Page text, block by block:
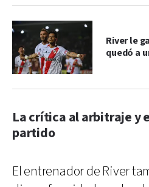
River le
quedó a
La crítica al arbitraje y
partido
El entrenador de River